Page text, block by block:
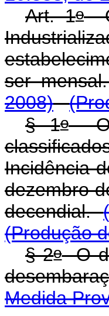
Art. 1oO
ser
2008)
§ 1oO
Incidência
dezembro
decendial.
(Produção
§ 2oO
Medida